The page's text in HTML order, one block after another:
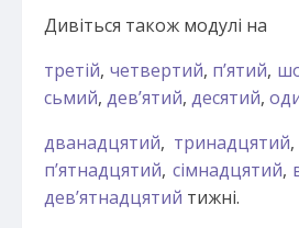
Дивіться також модулі на
третій, четвертий, п’ятий,
сьмий, дев’ятий, десятий,
дванадцятий, тринадцятий,
п’ятнадцятий, сімнадцятий,
дев’ятнадцятий тижні.